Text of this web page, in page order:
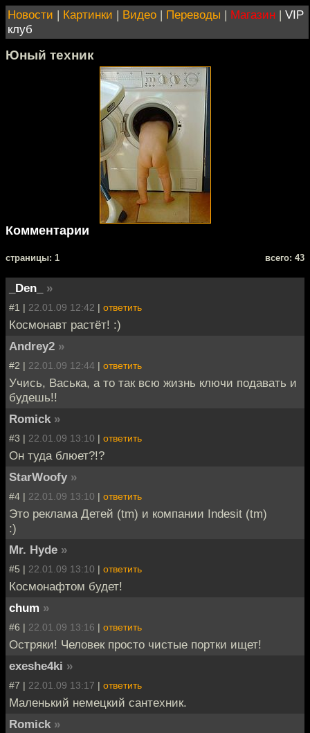
Новости | Картинки | Видео | Переводы | Магазин | VIP
клуб
Юный техник
Комментарии
cтраницы: 1 всего: 43
_Den_ »
#1 | 22.01.09 12:42 | ответить
Космонавт растёт! :)
Andrey2 »
#2 | 22.01.09 12:44 | ответить
Учись, Васька, а то так всю жизнь ключи подавать и
будешь!!
Romick »
#3 | 22.01.09 13:10 | ответить
Он туда блюет?!?
StarWoofy »
#4 | 22.01.09 13:10 | ответить
Это реклама Детей (tm) и компании Indesit (tm)
:)
Mr. Hyde »
#5 | 22.01.09 13:10 | ответить
Космонафтом будет!
chum »
#6 | 22.01.09 13:16 | ответить
Остряки! Человек просто чистые портки ищет!
exeshe4ki »
#7 | 22.01.09 13:17 | ответить
Маленький немецкий сантехник.
Romick »